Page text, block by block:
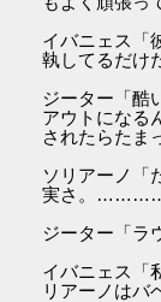
イバニェス「
執してるだけ
ジーター「酷
アウトになる
されたらたま
ソリアーノ「
実さ。…………
ジーター「ラ
イバニェス「
リアーノはバ